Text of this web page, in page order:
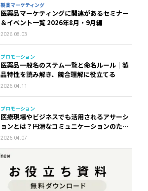
製薬マーケティング
医薬品マーケティングに関連があるセミナー
＆イベント一覧 2026年8月・9月編
2026.08.03
プロモーション
医薬品一般名のステム一覧と命名ルール｜製
品特性を読み解き、競合理解に役立てる
2026.04.11
プロモーション
医療現場やビジネスでも活用されるアサーシ
ョンとは？円滑なコミュニケーションのため
のトレーニング法
2026.04.07